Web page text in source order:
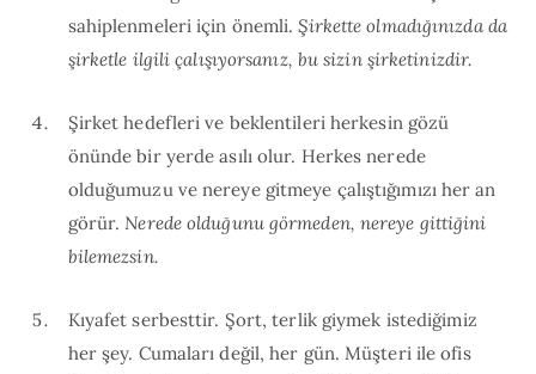
sahiplenmeleri için önemli.Şirkette olmadığınızda da
şirketle ilgili çalışıyorsanız, bu sizin şirketinizdir.
Şirket hedefleri ve beklentileri herkesin gözü
önünde bir yerde asılı olur. Herkes nerede
olduğumuzu ve nereye gitmeye çalıştığımızı her an
görür.Nerede olduğunu görmeden, nereye gittiğini
bilemezsin.
Kıyafet serbesttir. Şort, terlik giymek istediğimiz
her şey. Cumaları değil, her gün. Müşteri ile ofis